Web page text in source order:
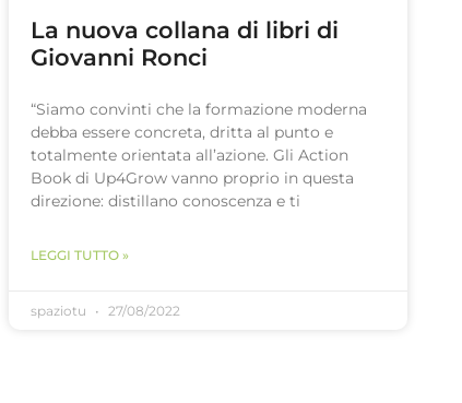
La nuova collana di libri di
Giovanni Ronci
“Siamo convinti che la formazione moderna
debba essere concreta, dritta al punto e
totalmente orientata all’azione. Gli Action
Book di Up4Grow vanno proprio in questa
direzione: distillano conoscenza e ti
LEGGI TUTTO »
spaziotu 27/08/2022